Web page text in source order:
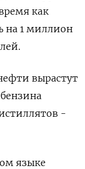
как
на 1 миллион
вырастут
-
языке